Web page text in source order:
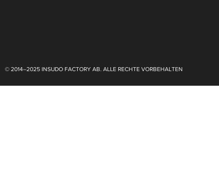
© 2014–2025 INSUDO FACTORY AB. ALLE RECHTE VORBEHALTEN